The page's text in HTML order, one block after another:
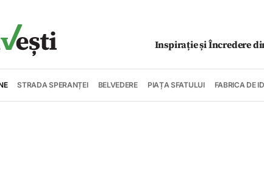
Inspirație și Încredere
STRADA SPERANȚEI BELVEDERE PIAȚA SFATULUI FABRICA DE